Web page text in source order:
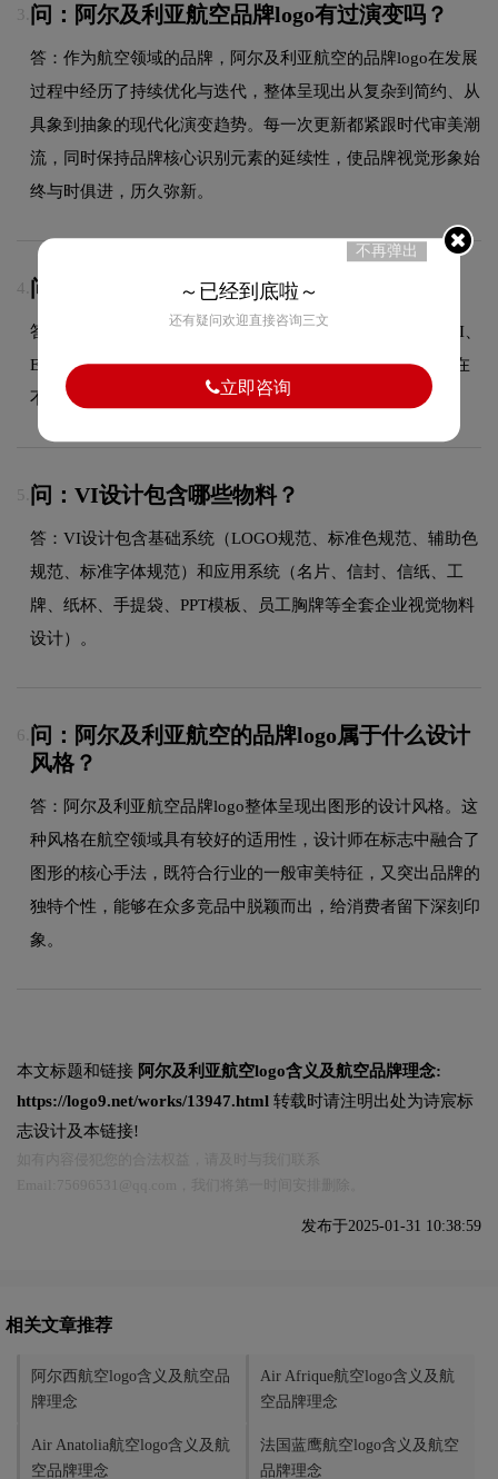
3. 问：阿尔及利亚航空品牌logo有过演变吗？
答：作为航空领域的品牌，阿尔及利亚航空的品牌logo在发展
过程中经历了持续优化与迭代，整体呈现出从复杂到简约、从
具象到抽象的现代化演变趋势。每一次更新都紧跟时代审美潮
流，同时保持品牌核心识别元素的延续性，使品牌视觉形象始
终与时俱进，历久弥新。
4. 问：源文件全部交付吗？
答：是的，设计完成后我们提供多种格式的源文件，包括AI、
EPS、CDR等矢量格式以及PNG、JPG等位图格式，方便您在
不同场景下使用。
5. 问：VI设计包含哪些物料？
答：VI设计包含基础系统（LOGO规范、标准色规范、辅助色
规范、标准字体规范）和应用系统（名片、信封、信纸、工
牌、纸杯、手提袋、PPT模板、员工胸牌等全套企业视觉物料
设计）。
6. 问：阿尔及利亚航空的品牌logo属于什么设计
风格？
答：阿尔及利亚航空品牌logo整体呈现出图形的设计风格。这
种风格在航空领域具有较好的适用性，设计师在标志中融合了
图形的核心手法，既符合行业的一般审美特征，又突出品牌的
独特个性，能够在众多竞品中脱颖而出，给消费者留下深刻印
象。
本文标题和链接 阿尔及利亚航空logo含义及航空品牌理念:
https://logo9.net/works/13947.html 转载时请注明出处为诗宸标
志设计及本链接!
发布于2025-01-31 10:38:59
相关文章推荐
阿尔西航空logo含义及航空品
牌理念
Air Afrique航空logo含义及航
空品牌理念
Air Anatolia航空logo含义及航
空品牌理念
法国蓝鹰航空logo含义及航空
品牌理念
不再弹出
～已经到底啦～
还有疑问欢迎直接咨询三文
立即咨询